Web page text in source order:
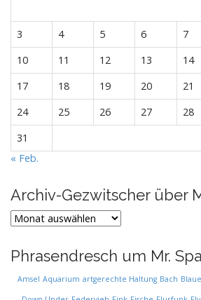
3
4 5 6 7
10
11 12 13 14
17
18 19 20 21
24
25 26 27 28
31
« Feb.
Archiv-Gezwitscher über
Archiv-
Gezwitscher
Mr.
Phrasendresch um Mr.
Amsel Aquarium artgerechte Haltung Bach